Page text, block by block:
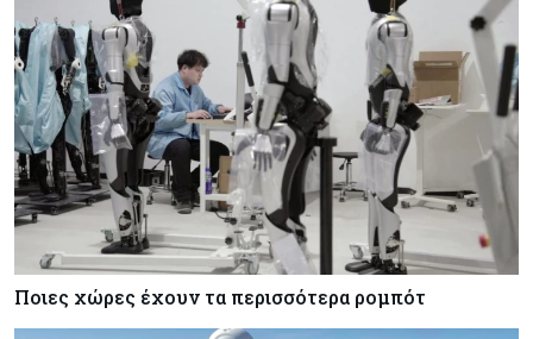
Ποιες χώρες έχουν τα περισσότερα ρομπότ